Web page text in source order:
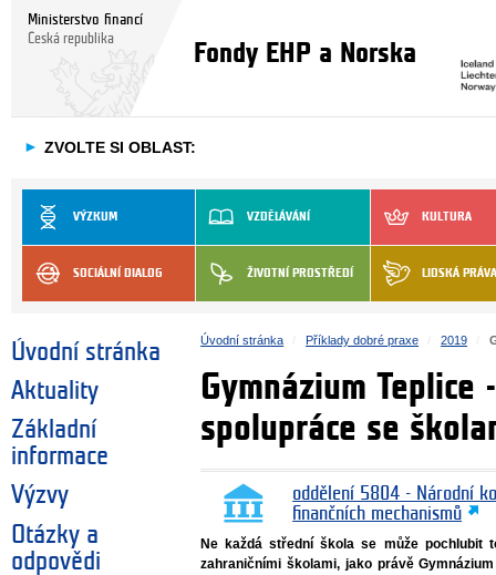
Ministerstvo financí
Česká republika
Fondy EHP a Norska
► ZVOLTE SI OBLAST:
VÝZKUM VZDĚLÁVÁNÍ KULTURA
SOCIÁLNÍ DIALOG ŽIVOTNÍ PROSTŘEDÍ LIDSKÁ PRÁVA
Úvodní stránka
Aktuality
Základní
informace
Výzvy
Otázky a
odpovědi
Úvodní stránka Příklady dobré praxe 2019
Gymnázium
spolupráce se
oddělení 5804 - Národní
finančních mechanismů
Ne každá střední škola se může pochlubit
zahraničními školami, jako právě